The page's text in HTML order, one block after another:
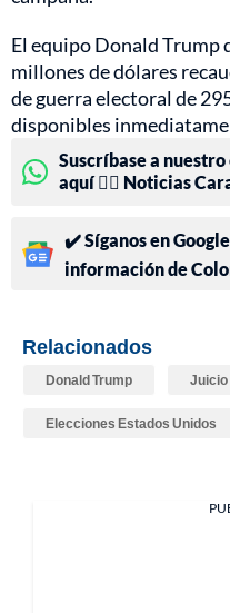
El equipo Donald Trump
millones de dólares
de guerra electoral de
disponibles
Suscríbase a
aquí 👉🏻 Noticias
✔️ Síganos en
información de
Relacionados
Donald Trump Juicio
Elecciones Estados Unidos